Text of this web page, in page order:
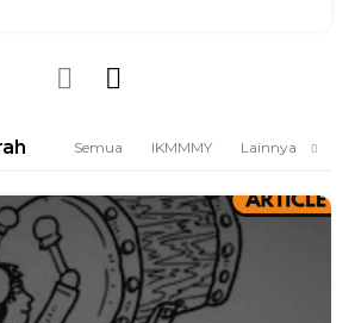
Semua IKMMMY Lainnya